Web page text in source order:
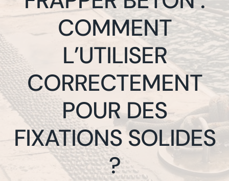
COMMENT
L’UTILISER
CORRECTEMENT
POUR DES
FIXATIONS SOLIDES
?